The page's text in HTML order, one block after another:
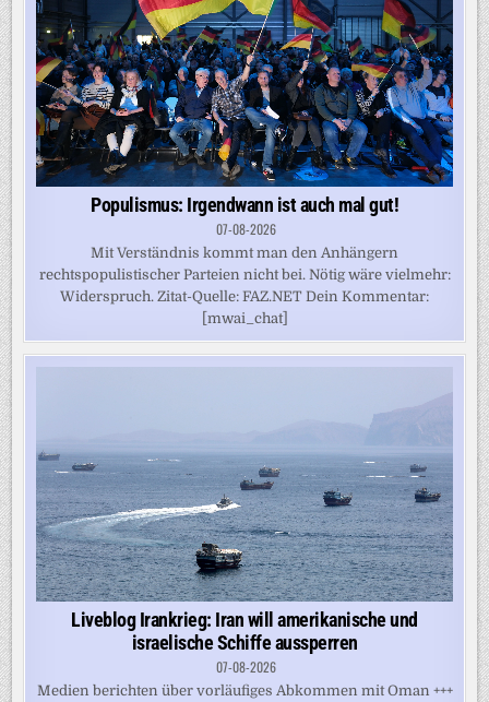
Populismus: Irgendwann ist auch mal gut!
07-08-2026
Mit Verständnis kommt man den Anhängern
rechtspopulistischer Parteien nicht bei. Nötig wäre vielmehr:
Widerspruch. Zitat-Quelle: FAZ.NET Dein Kommentar:
[mwai_chat]
Liveblog Irankrieg: Iran will amerikanische und
israelische Schiffe aussperren
07-08-2026
Medien berichten über vorläufiges Abkommen mit Oman +++